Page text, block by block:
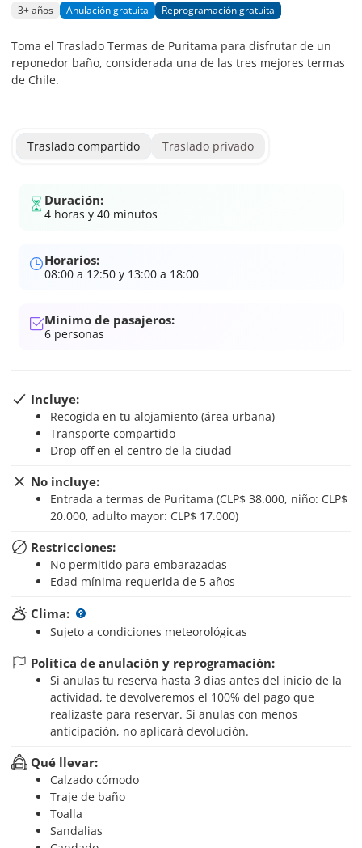
3+ años Anulación gratuita Reprogramación gratuita
Toma el Traslado Termas de Puritama para disfrutar de un
reponedor baño, considerada una de las tres mejores termas
de Chile.
Traslado compartido Traslado privado
Duración:
4 horas y 40 minutos
Horarios:
08:00 a 12:50 y 13:00 a 18:00
Mínimo de pasajeros:
6 personas
Incluye:
Recogida en tu alojamiento (área urbana)
Transporte compartido
Drop off en el centro de la ciudad
No incluye:
Entrada a termas de Puritama (CLP$ 38.000, niño: CLP$
20.000, adulto mayor: CLP$ 17.000)
Restricciones:
No permitido para embarazadas
Edad mínima requerida de 5 años
Clima:
Sujeto a condiciones meteorológicas
Política de anulación y reprogramación:
Si anulas tu reserva hasta 3 días antes del inicio de la
actividad, te devolveremos el 100% del pago que
realizaste para reservar. Si anulas con menos
anticipación, no aplicará devolución.
Qué llevar:
Calzado cómodo
Traje de baño
Toalla
Sandalias